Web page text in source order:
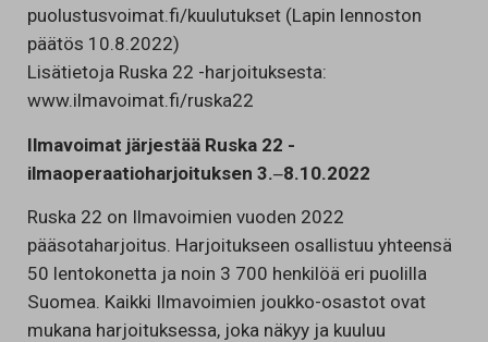
puolustusvoimat.fi/kuulutukset (Lapin lennoston
päätös 10.8.2022)
Lisätietoja Ruska 22 -harjoituksesta:
www.ilmavoimat.fi/ruska22
Ilmavoimat järjestää Ruska 22 -
ilmaoperaatioharjoituksen 3.‒8.10.2022
Ruska 22 on Ilmavoimien vuoden 2022
pääsotaharjoitus. Harjoitukseen osallistuu yhteensä
50 lentokonetta ja noin 3 700 henkilöä eri puolilla
Suomea. Kaikki Ilmavoimien joukko-osastot ovat
mukana harjoituksessa, joka näkyy ja kuuluu